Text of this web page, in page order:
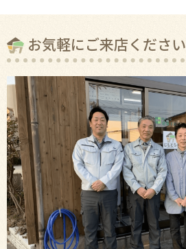
お気軽にご来店ください